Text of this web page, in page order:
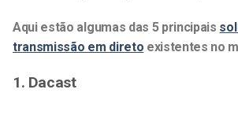
Aqui estão algumas das 5 principais
transmissão em direto existentes no
1. Dacast